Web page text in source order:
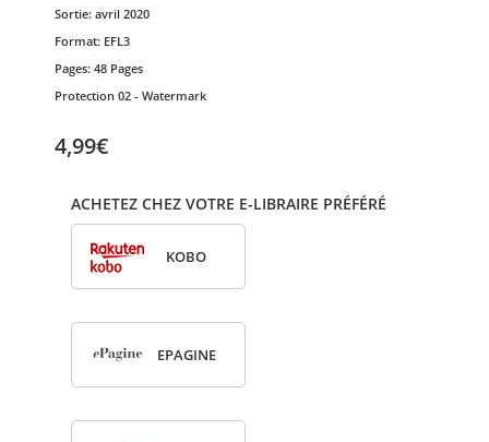
Sortie: avril 2020
Format: EFL3
Pages: 48 Pages
Protection 02 - Watermark
4,99€
ACHETEZ CHEZ VOTRE E-LIBRAIRE PRÉFÉRÉ
KOBO
EPA­GINE